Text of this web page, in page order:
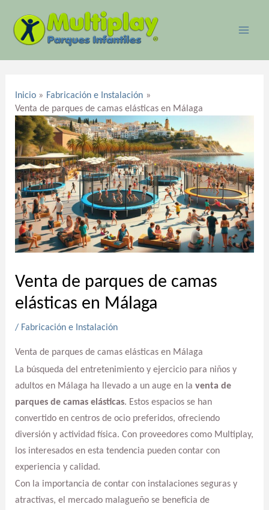
contenido
Inicio
Fabricación e Instalación
Venta de parques de camas elásticas en Málaga
Venta de parques de camas
elásticas en Málaga
/ Fabricación e Instalación
Venta de parques de camas elásticas en Málaga
La búsqueda del entretenimiento y ejercicio para niños y
adultos en Málaga ha llevado a un auge en la venta de
parques de camas elásticas. Estos espacios se han
convertido en centros de ocio preferidos, ofreciendo
diversión y actividad física. Con proveedores como Multiplay,
los interesados en esta tendencia pueden contar con
experiencia y calidad.
Con la importancia de contar con instalaciones seguras y
atractivas, el mercado malagueño se beneficia de
entradas